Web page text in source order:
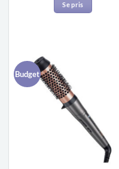
Se pris
Budget